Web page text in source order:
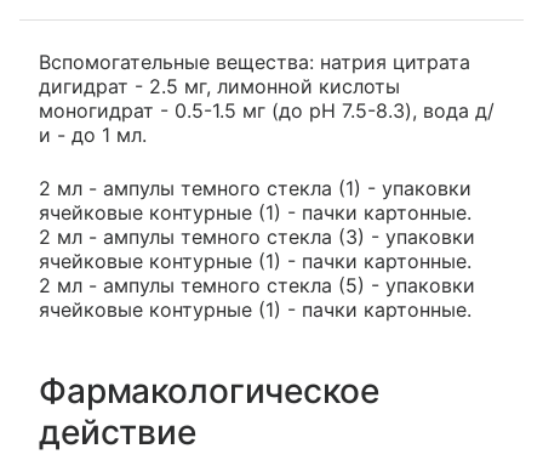
Вспомогательные вещества: натрия цитрата
дигидрат - 2.5 мг, лимонной кислоты
моногидрат - 0.5-1.5 мг (до pH 7.5-8.3), вода д/
и - до 1 мл.
2 мл - ампулы темного стекла (1) - упаковки
ячейковые контурные (1) - пачки картонные.
2 мл - ампулы темного стекла (3) - упаковки
ячейковые контурные (1) - пачки картонные.
2 мл - ампулы темного стекла (5) - упаковки
ячейковые контурные (1) - пачки картонные.
Фармакологическое
действие